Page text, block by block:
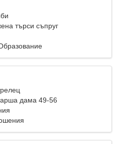
търси съпруг
дама 49-56